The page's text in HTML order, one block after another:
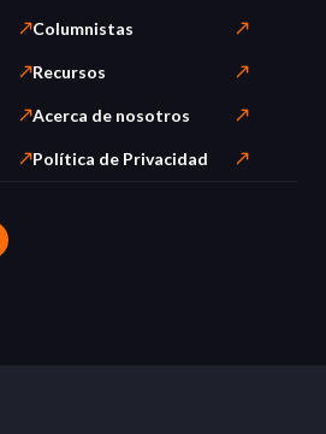
Columnistas
Recursos
Acerca de nosotros
Política de Privacidad